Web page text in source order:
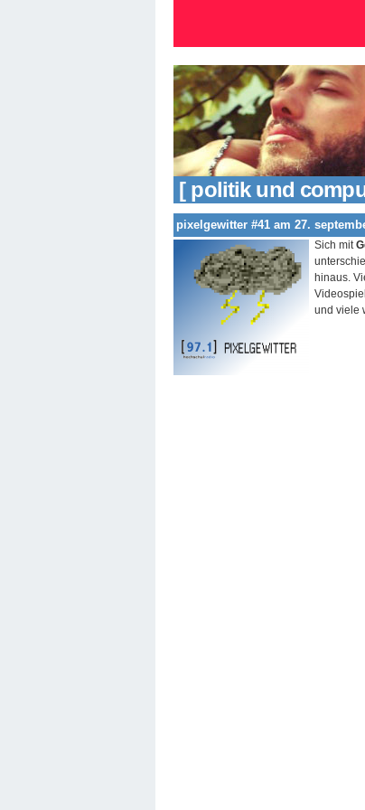
[ politik und
pixelgewitter #41 am 27.
Sich mit
hinaus.
und viele